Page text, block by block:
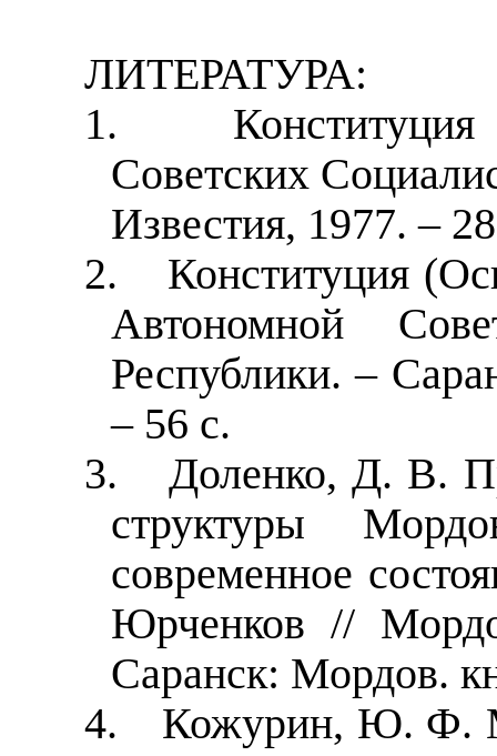
ЛИТЕРАТУРА:
1.
Советских
Известия, 1977. –
2.
Конституция
Автономной
Республики. –
– 56 с.
3.
Доленко, Д. В.
структуры
современное
Юрченков //
Саранск: Мордов.
4.
Кожурин, Ю. Ф.